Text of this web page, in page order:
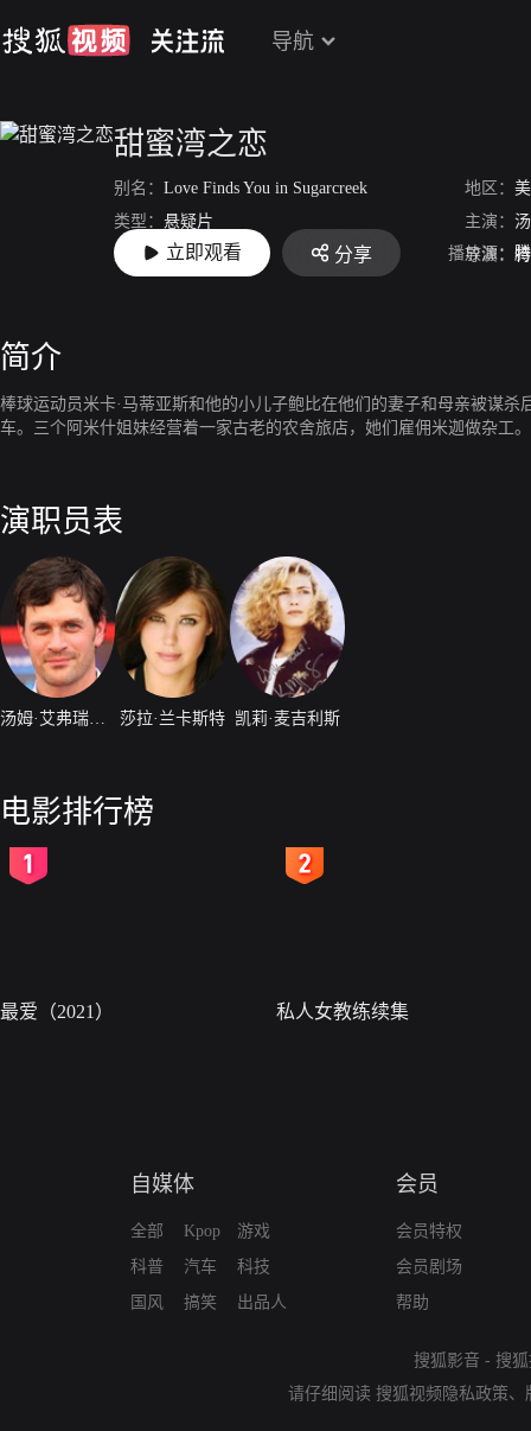
导航
甜蜜湾之恋
别名： Love Finds You in Sugarcreek 地区：
类型： 悬疑片 主演：
上映： 2014 导演：
立即观看 分享 播放源：
简介
棒球运动员米卡·马蒂亚斯和他的小儿子鲍比在他们的妻子和母亲被谋
车。三个阿米什姐妹经营着一家古老的农舍旅店，她们雇佣米迦做杂工。
演职员表
莎拉·兰卡斯特 凯莉·麦吉利斯
电影排行榜
最爱（2021） 私人女教练续集
自媒体
全部
科普
国风
Kpop
汽车
搞笑
游戏
科技
出品人
会员
会员特权
会员剧场
帮助
搜狐影音 - 搜
请仔细阅读 搜狐视频隐私政策、